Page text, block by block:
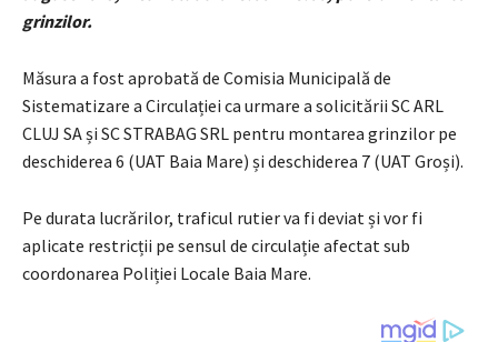
grinzilor.
Măsura a fost aprobată de Comisia Municipală de
Sistematizare a Circulației ca urmare a solicitării SC ARL
CLUJ SA și SC STRABAG SRL pentru montarea grinzilor pe
deschiderea 6 (UAT Baia Mare) și deschiderea 7 (UAT Groși).
Pe durata lucrărilor, traficul rutier va fi deviat și vor fi
aplicate restricții pe sensul de circulație afectat sub
coordonarea Poliției Locale Baia Mare.